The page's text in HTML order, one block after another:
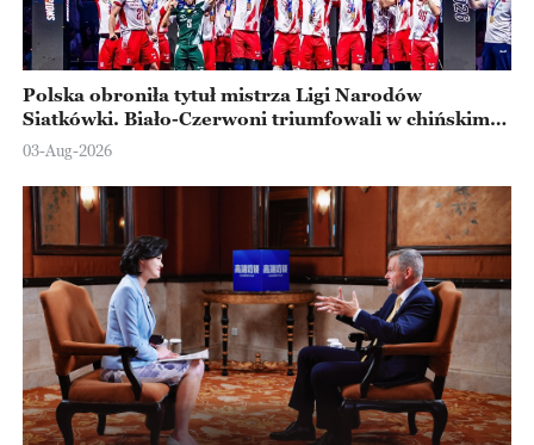
Polska obroniła tytuł mistrza Ligi Narodów
Siatkówki. Biało-Czerwoni triumfowali w chińskim
Ningbo
03-Aug-2026